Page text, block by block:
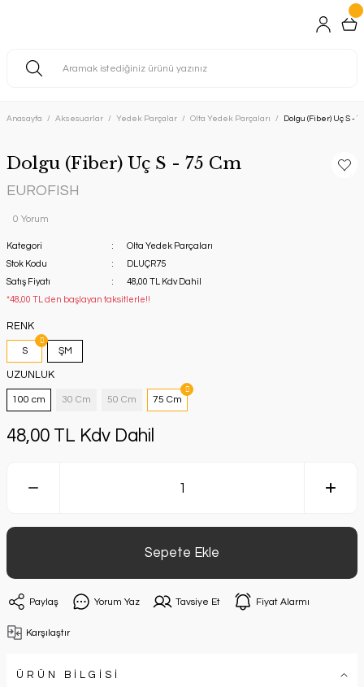
Anasayfa Aksesuarlar Yedek Parçalar Olta Yedek Parçaları Dolgu (Fiber) Uç S -
Dolgu (Fiber) Uç S - 75 Cm
EUROFISH
0 Yorum
Kategori
Olta Yedek Parçaları
Stok Kodu
DLUÇR75
Satış Fiyatı
48,00 TL Kdv Dahil
*48,00 TL den başlayan taksitlerle!!
RENK
S ŞM
UZUNLUK
100 cm 30 Cm 50 Cm 75 Cm
48,00 TL Kdv Dahil
Sepete Ekle
Paylaş Yorum Yaz Tavsiye Et Fiyat Alarmı
Karşılaştır
ÜRÜN BİLGİSİ